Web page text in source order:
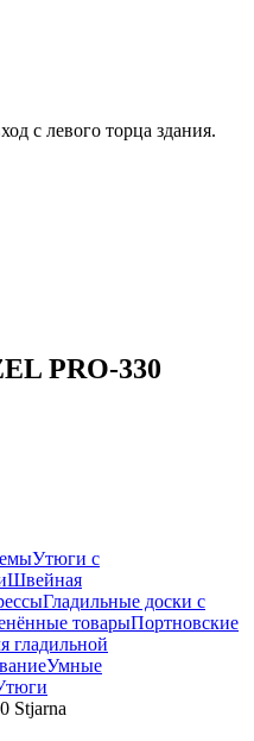
с левого торца здания.
PRO-330
Утюги с
Швейная
Гладильные доски с
товарыПортновские
гладильной
Умные
Stjarna